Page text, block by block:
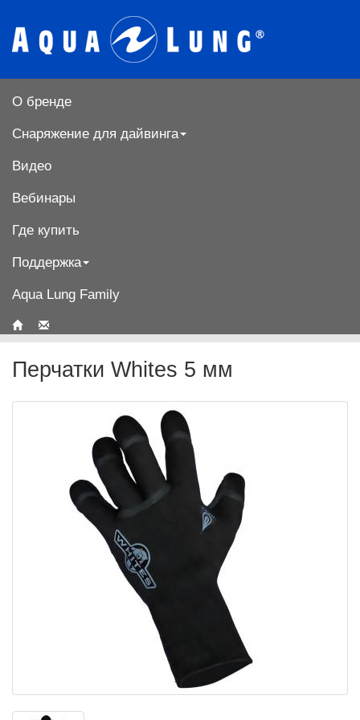
О бренде
Снаряжение для дайвинга
Видео
Вебинары
Где купить
Поддержка
Aqua Lung Family
Перчатки Whites 5 мм